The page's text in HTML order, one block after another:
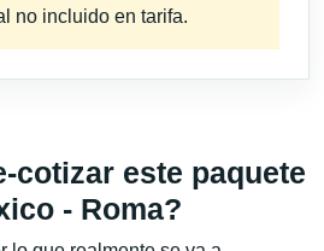
no incluido en tarifa.
cotizar este paquete
- Roma?